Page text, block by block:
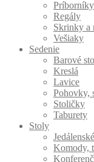
Príborníky
Regály
Skrinky a
Vešiaky
Sedenie
Barové
Kreslá
Lavice
Pohovky,
Stoličky
Taburety
Stoly
Komody,